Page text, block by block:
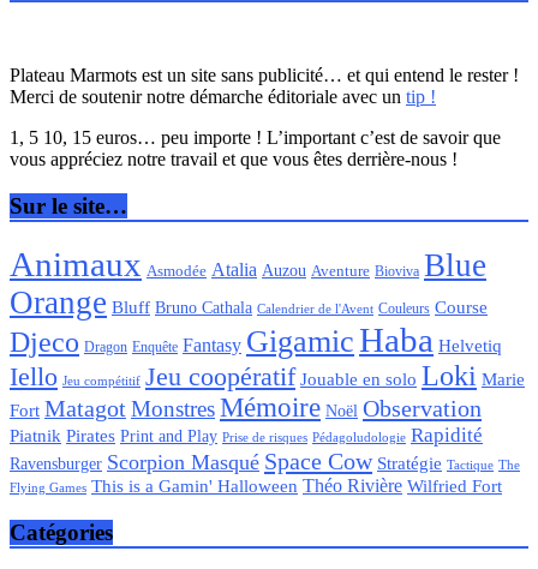
Plateau Marmots est un site sans publicité… et qui entend le rester !
Merci de soutenir notre démarche éditoriale avec un tip !
1, 5 10, 15 euros… peu importe ! L’important c’est de savoir que
vous appréciez notre travail et que vous êtes derrière-nous !
Sur le site…
Animaux Asmodée Atalia Auzou Aventure Bioviva Blue
Orange Bluff Bruno Cathala Calendrier de l'Avent Couleurs Course
Djeco Dragon Enquête Fantasy GigamicHaba Helvetiq
Iello Jeu compétitif Jeu coopératif Jouable en solo Loki Marie
Fort Matagot MonstresMémoire Noël Observation
Piatnik Pirates Print and Play Prise de risques Pédagoludologie Rapidité
Ravensburger Scorpion Masqué Space Cow Stratégie Tactique The
Flying Games This is a Gamin' Halloween Théo Rivière Wilfried Fort
Catégories